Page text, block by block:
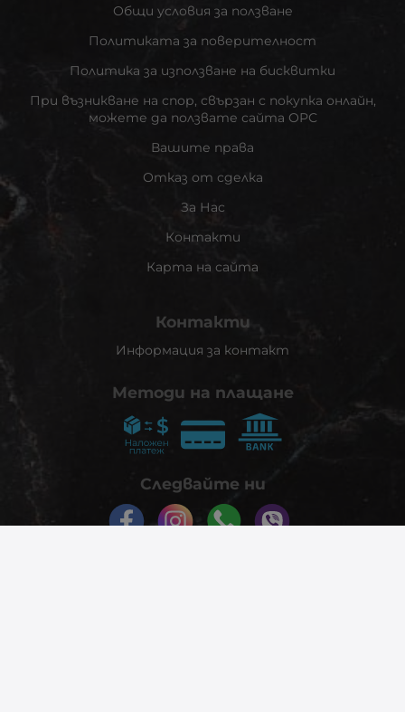
Общи условия за ползване
Политиката за поверителност
Политика за използване на бисквитки
При възникване на спор, свързан с покупка онлайн,
можете да ползвате сайта ОРС
Вашите права
Отказ от сделка
За Нас
Контакти
Карта на сайта
Контакти
Информация за контакт
Методи на плащане
Следвайте ни